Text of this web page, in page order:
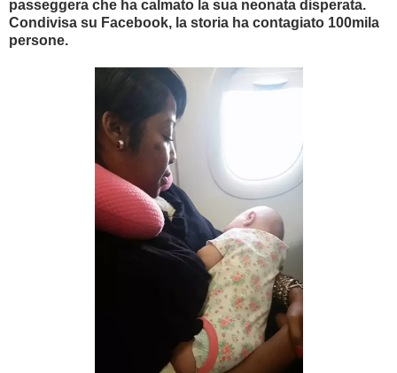
SESSO
passeggera che ha calmato la sua neonata disperata.
Condivisa su Facebook, la storia ha contagiato 100mila
persone.